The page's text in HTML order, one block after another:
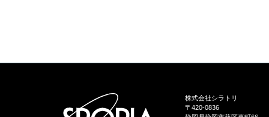
株式会社シラトリ
〒420-0836